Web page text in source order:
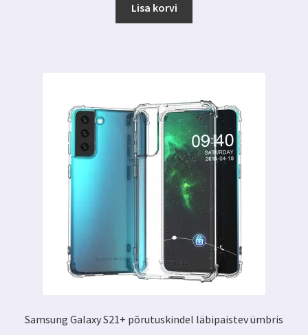
oli:
6.00 €. 3.99 €.
Lisa korvi
Samsung Galaxy S21+ põrutuskindel läbipaistev ümbris